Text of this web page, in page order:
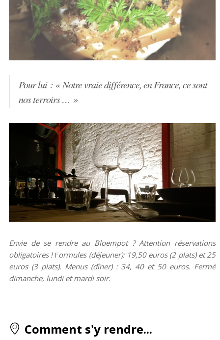
Pour lui : « Notre vraie différence, en France, ce sont
nos terroirs … »
Envie de se rendre au Bloempot ? Attention réservations
obligatoires !Formules (déjeuner): 19,50 euros (2 plats) et 25
euros (3 plats). Menus (dîner) : 34, 40 et 50 euros. Fermé
dimanche, lundi et mardi soir.
Comment s'y rendre...